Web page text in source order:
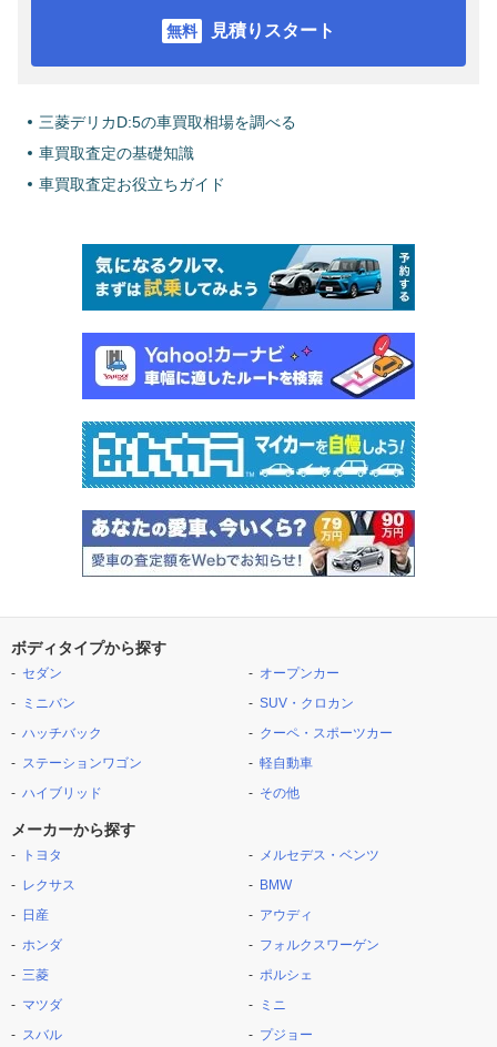
見積りスタート
三菱デリカD:5の車買取相場を調べる
車買取査定の基礎知識
車買取査定お役立ちガイド
ボディタイプから探す
セダン
ミニバン
ハッチバック
ステーションワゴン
ハイブリッド
オープンカー
SUV・クロカン
クーペ・スポーツカー
軽自動車
その他
メーカーから探す
トヨタ
レクサス
日産
ホンダ
三菱
マツダ
スバル
メルセデス・ベンツ
BMW
アウディ
フォルクスワーゲン
ポルシェ
ミニ
プジョー